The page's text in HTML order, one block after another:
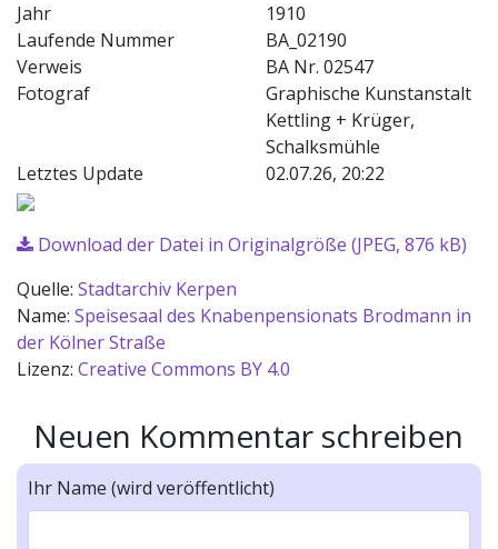
Jahr
1910
Laufende Nummer
BA_02190
Verweis
BA Nr. 02547
Fotograf
Graphische Kunstanstalt
Kettling + Krüger,
Schalksmühle
Letztes Update
02.07.26, 20:22
Download der Datei in Originalgröße (JPEG, 876 kB)
Quelle: Stadtarchiv Kerpen
Name: Speisesaal des Knabenpensionats Brodmann in
der Kölner Straße
Lizenz: Creative Commons BY 4.0
Neuen Kommentar schreiben
Ihr Name (wird veröffentlicht)